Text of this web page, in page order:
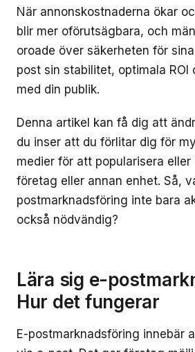
När annonskostnaderna ökar
blir mer oförutsägbara, och
oroade över säkerheten för
post sin stabilitet, optimala
med din publik.
Denna artikel kan få dig att
du inser att du förlitar dig för
medier för att popularisera
företag eller annan enhet. Så,
postmarknadsföring inte bara
också nödvändig?
Lära sig e-
Hur det fungerar
E-postmarknadsföring innebär